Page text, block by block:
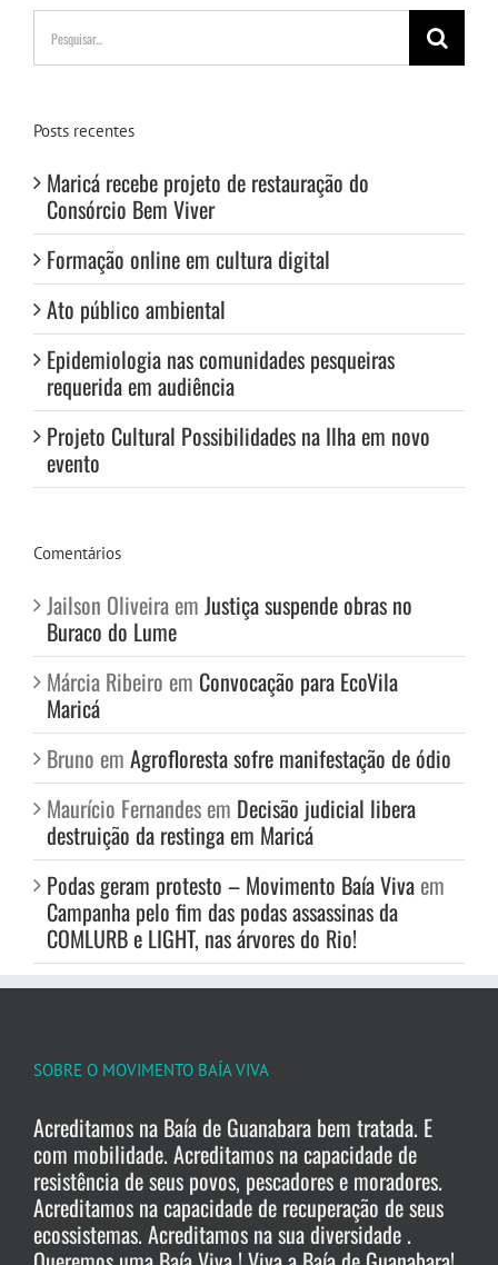
Buscar
resultados
para:
Posts recentes
Maricá recebe projeto de restauração do
Consórcio Bem Viver
Formação online em cultura digital
Ato público ambiental
Epidemiologia nas comunidades pesqueiras
requerida em audiência
Projeto Cultural Possibilidades na Ilha em novo
evento
Comentários
Jailson Oliveira em Justiça suspende obras no
Buraco do Lume
Márcia Ribeiro em Convocação para EcoVila
Maricá
Bruno em Agrofloresta sofre manifestação de ódio
Maurício Fernandes em Decisão judicial libera
destruição da restinga em Maricá
Podas geram protesto – Movimento Baía Viva em
Campanha pelo fim das podas assassinas da
COMLURB e LIGHT, nas árvores do Rio!
SOBRE O MOVIMENTO BAÍA VIVA
Acreditamos na Baía de Guanabara bem tratada. E
com mobilidade. Acreditamos na capacidade de
resistência de seus povos, pescadores e moradores.
Acreditamos na capacidade de recuperação de seus
ecossistemas. Acreditamos na sua diversidade .